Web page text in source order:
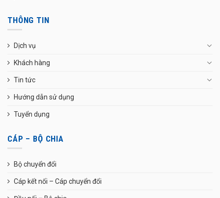
THÔNG TIN
Dịch vụ
Khách hàng
Tin tức
Hướng dẫn sử dụng
Tuyển dụng
CÁP – BỘ CHIA
Bộ chuyển đổi
Cáp kết nối – Cáp chuyển đổi